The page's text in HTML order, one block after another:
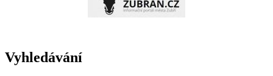
Vyhledávání